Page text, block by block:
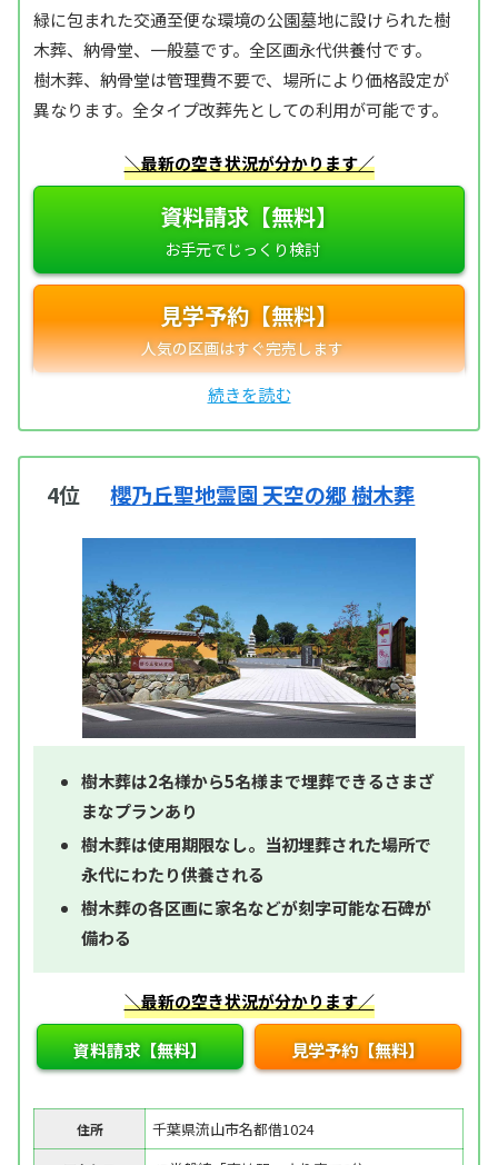
緑に包まれた交通至便な環境の公園墓地に設けられた樹
木葬、納骨堂、一般墓です。全区画永代供養付です。
樹木葬、納骨堂は管理費不要で、場所により価格設定が
異なります。全タイプ改葬先としての利用が可能です。
＼最新の空き状況が分かります／
資料請求【無料】
見学予約【無料】
4位 櫻乃丘聖地霊園 天空の郷 樹木葬
樹木葬は2名様から5名様まで埋葬できるさまざ
まなプランあり
樹木葬は使用期限なし。当初埋葬された場所で
永代にわたり供養される
樹木葬の各区画に家名などが刻字可能な石碑が
備わる
＼最新の空き状況が分かります／
資料請求【無料】 見学予約【無料】
住所 千葉県流山市名都借1024